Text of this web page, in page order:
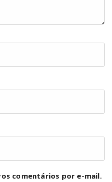
comentários por e-mail.